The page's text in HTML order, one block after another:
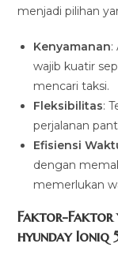
menjadi pilihan
Kenyamanan:
wajib kuatir
mencari taksi.
Fleksibilitas:
perjalanan
Efisiensi
dengan
memerlukan
Faktor-Faktor
hyunday Ioniq